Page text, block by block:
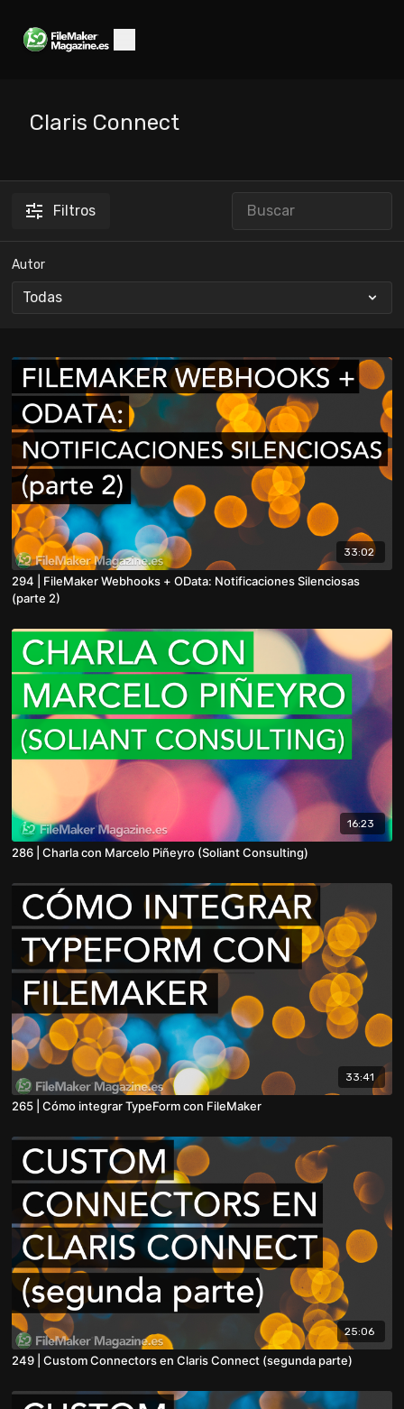
Claris Connect
Filtros
Autor
33:02
294 | FileMaker Webhooks + OData: Notificaciones Silenciosas
(parte 2)
16:23
286 | Charla con Marcelo Piñeyro (Soliant Consulting)
33:41
265 | Cómo integrar TypeForm con FileMaker
25:06
249 | Custom Connectors en Claris Connect (segunda parte)